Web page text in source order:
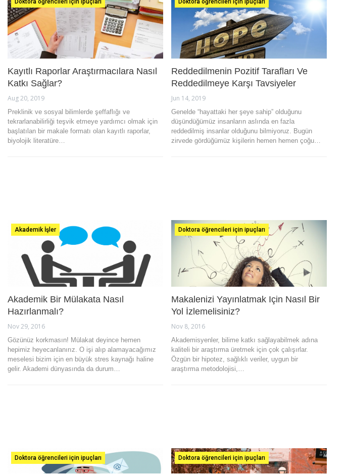
Doktora öğrencileri için ipuçları
Kayıtlı Raporlar Araştırmacılara Nasıl
Katkı Sağlar?
Aug 20, 2019
Preklinik ve sosyal bilimlerde şeffaflığı ve
tekrarlanabilirliği teşvik etmeye yardımcı olmak için
başlatılan bir makale formatı olan kayıtlı raporlar,
biyolojik literatüre…
Doktora öğrencileri için ipuçları
Reddedilmenin Pozitif Tarafları Ve
Reddedilmeye Karşı Tavsiyeler
Jun 14, 2019
Genelde “hayattaki her şeye sahip” olduğunu
düşündüğümüz insanların aslında en fazla
reddedilmiş insanlar olduğunu bilmiyoruz. Bugün
zirvede gördüğümüz kişilerin hemen hemen çoğu…
Akademik İşler
Akademik Bir Mülakata Nasıl
Hazırlanmalı?
Nov 29, 2016
Gözünüz korkmasın! Mülakat deyince hemen
hepimiz heyecanlanırız. O işi alıp alamayacağımız
meselesi bizim için en büyük stres kaynağı haline
gelir. Akademi dünyasında da durum…
Doktora öğrencileri için ipuçları
Makalenizi Yayınlatmak Için Nasıl Bir
Yol İzlemelisiniz?
Nov 8, 2016
Akademisyenler, bilime katkı sağlayabilmek adına
kaliteli bir araştırma üretmek için çok çalışırlar.
Özgün bir hipotez, sağlıklı veriler, uygun bir
araştırma metodolojisi,…
Doktora öğrencileri için ipuçları Doktora öğrencileri için ipuçları